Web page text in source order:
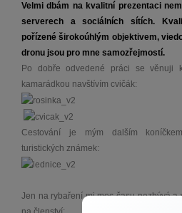
Velmi dbám na kvalitní prezentaci
serverech a sociálních sítích.
pořízené širokoúhlým objektivem,
dronu jsou pro mne samozřejmostí.
Po dobře odvedené práci se věnuji
kamarádkou navštívím cvičák:
Cestování je mým dalším
turistických známek:
Jen na rybaření mi moc času nezbývá
na členství: